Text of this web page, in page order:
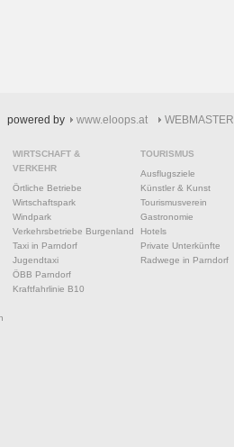
powered by www.eloops.at WEBMASTER
WIRTSCHAFT &
VERKEHR
Örtliche Betriebe
Wirtschaftspark
Windpark
Verkehrsbetriebe Burgenland
Taxi in Parndorf
Jugendtaxi
ÖBB Parndorf
Kraftfahrlinie B10
TOURISMUS
Ausflugsziele
Künstler & Kunst
Tourismusverein
Gastronomie
Hotels
Private Unterkünfte
Radwege in Parndorf